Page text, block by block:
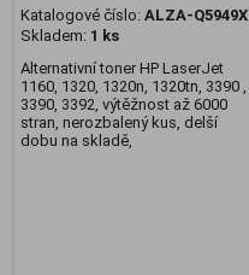
Katalogové číslo: ALZA-Q5949X
Skladem: 1 ks
Alternativní toner HP LaserJet
1160, 1320, 1320n, 1320tn, 3390 ,
3390, 3392, výtěžnost až 6000
stran, nerozbalený kus, delší
dobu na skladě,